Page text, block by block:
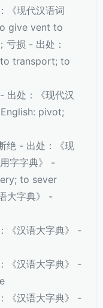
《现代汉语词
give vent to
亏损 - 出处：
to transport; to
出处：《现代汉
pivot;
绝 - 出处：《现
字字典》 -
to sever
大字典》 -
《汉语大字典》 -
《汉语大字典》 -
《汉语大字典》 -